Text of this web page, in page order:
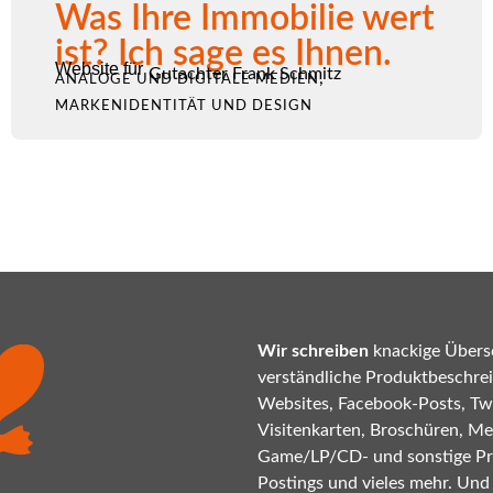
Was Ihre Immobilie wert
ist? Ich sage es Ihnen.
Website für Gutachter Frank Schmitz
ANALOGE UND DIGITALE MEDIEN ,
MARKENIDENTITÄT UND DESIGN
Wir schreiben knackige
verständliche
Websites, Facebook-Posts,
Visitenkarten, Broschüren,
Game/LP/CD- und sonstige
Postings und vieles mehr.